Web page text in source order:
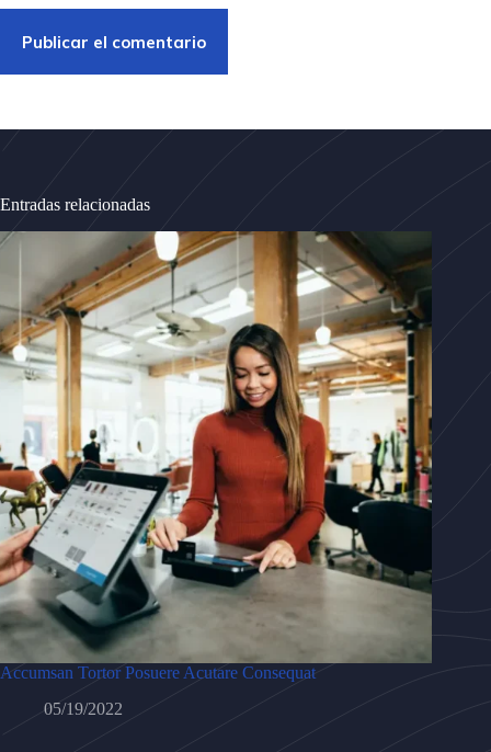
Publicar el comentario
Entradas relacionadas
Accumsan Tortor Posuere Acutare Consequat
05/19/2022